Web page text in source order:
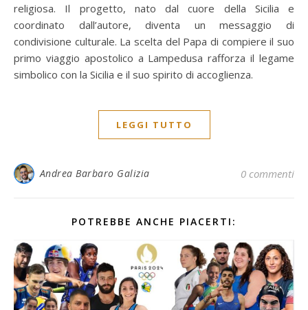
religiosa. Il progetto, nato dal cuore della Sicilia e
coordinato dall’autore, diventa un messaggio di
condivisione culturale. La scelta del Papa di compiere il suo
primo viaggio apostolico a Lampedusa rafforza il legame
simbolico con la Sicilia e il suo spirito di accoglienza.
LEGGI TUTTO
Andrea Barbaro Galizia 0 commenti
POTREBBE ANCHE PIACERTI: